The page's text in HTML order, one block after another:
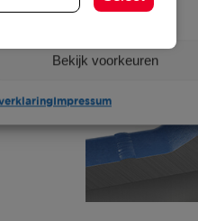
Bekijk voorkeuren
Impressum